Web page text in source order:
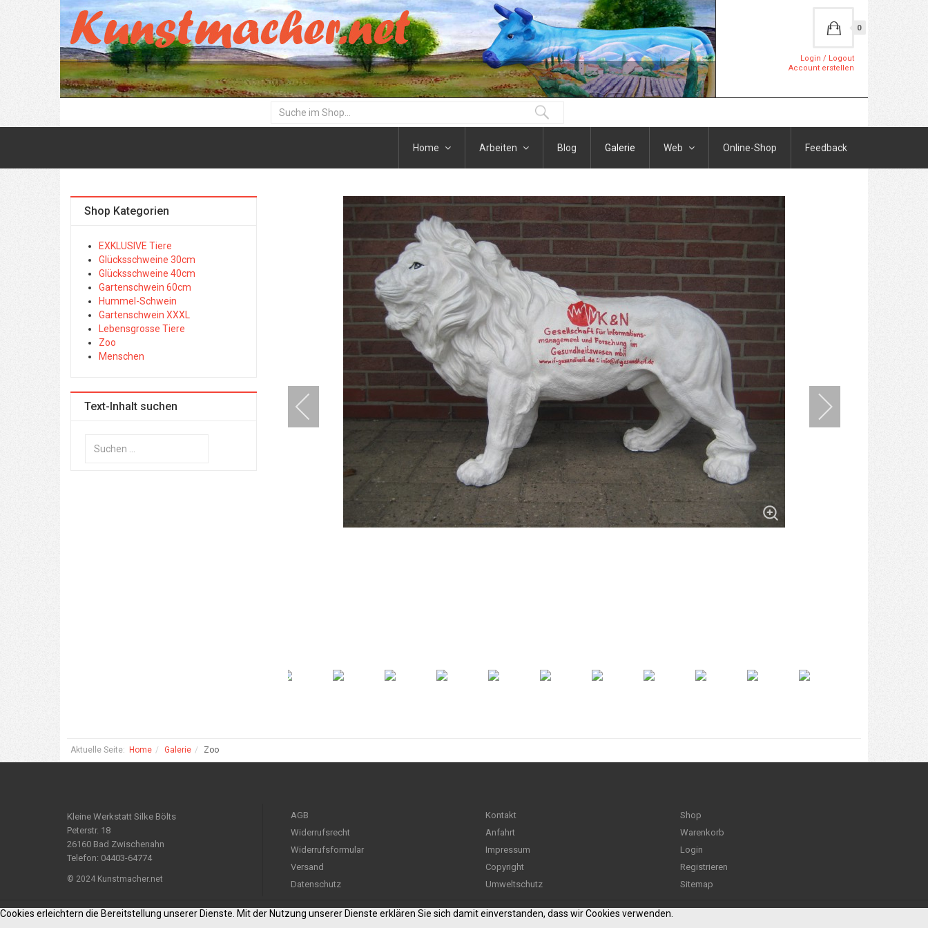
0
Login / Logout
Account erstellen
Home Arbeiten Blog Galerie Web Online-Shop Feedback
Shop Kategorien
EXKLUSIVE Tiere
Glücksschweine 30cm
Glücksschweine 40cm
Gartenschwein 60cm
Hummel-Schwein
Gartenschwein XXXL
Lebensgrosse Tiere
Zoo
Menschen
Text-Inhalt suchen
Aktuelle Seite: Home Galerie Zoo
Kleine Werkstatt Silke Bölts
Peterstr. 18
26160 Bad Zwischenahn
Telefon: 04403-64774
© 2024 Kunstmacher.net
AGB
Widerrufsrecht
Widerrufsformular
Versand
Datenschutz
Kontakt
Anfahrt
Impressum
Copyright
Umweltschutz
Shop
Warenkorb
Login
Registrieren
Sitemap
Cookies erleichtern die Bereitstellung unserer Dienste. Mit der Nutzung unserer Dienste erklären Sie sich damit einverstanden, dass wir Cookies verwenden.